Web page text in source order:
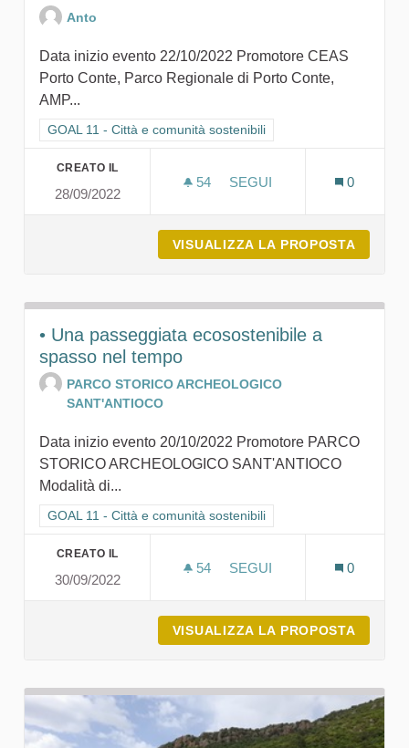
Anto
Data inizio evento 22/10/2022 Promotore CEAS
Porto Conte, Parco Regionale di Porto Conte,
AMP...
Filtra i risultati per categoria: GOAL 11 - Città e comunità
GOAL 11 - Città e comunità sostenibili
CREATO IL
28/09/2022
54 54 SOSTENITORI
SEGUI
0
VISUALIZZA LA PROPOSTA
• Una passeggiata ecosostenibile a
spasso nel tempo
PARCO STORICO ARCHEOLOGICO
SANT'ANTIOCO
Data inizio evento 20/10/2022 Promotore PARCO
STORICO ARCHEOLOGICO SANT'ANTIOCO
Modalità di...
Filtra i risultati per categoria: GOAL 11 - Città e comunità
GOAL 11 - Città e comunità sostenibili
CREATO IL
30/09/2022
54 54 SOSTENITORI
SEGUI
0
VISUALIZZA LA PROPOSTA